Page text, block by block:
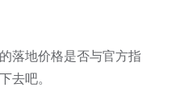
落地价格是否与官方指
去吧。